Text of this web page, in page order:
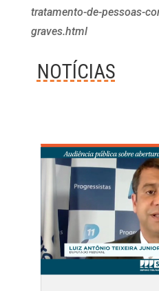
tratamento-de-pessoas-
graves.html
NOTÍCIAS